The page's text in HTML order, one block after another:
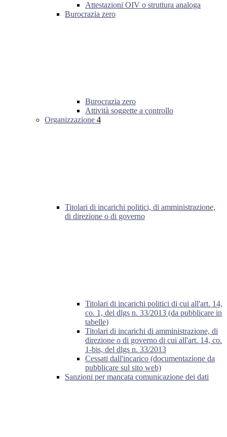
Attestazioni OIV o struttura analoga
Burocrazia zero
Burocrazia zero
Attività soggette a controllo
Organizzazione 4
Titolari di incarichi politici, di amministrazione,
di direzione o di governo
Titolari di incarichi politici di cui all'art. 14,
co. 1, del dlgs n. 33/2013 (da pubblicare in
tabelle)
Titolari di incarichi di amministrazione, di
direzione o di governo di cui all'art. 14, co.
1-bis, del dlgs n. 33/2013
Cessati dall'incarico (documentazione da
pubblicare sul sito web)
Sanzioni per mancata comunicazione dei dati